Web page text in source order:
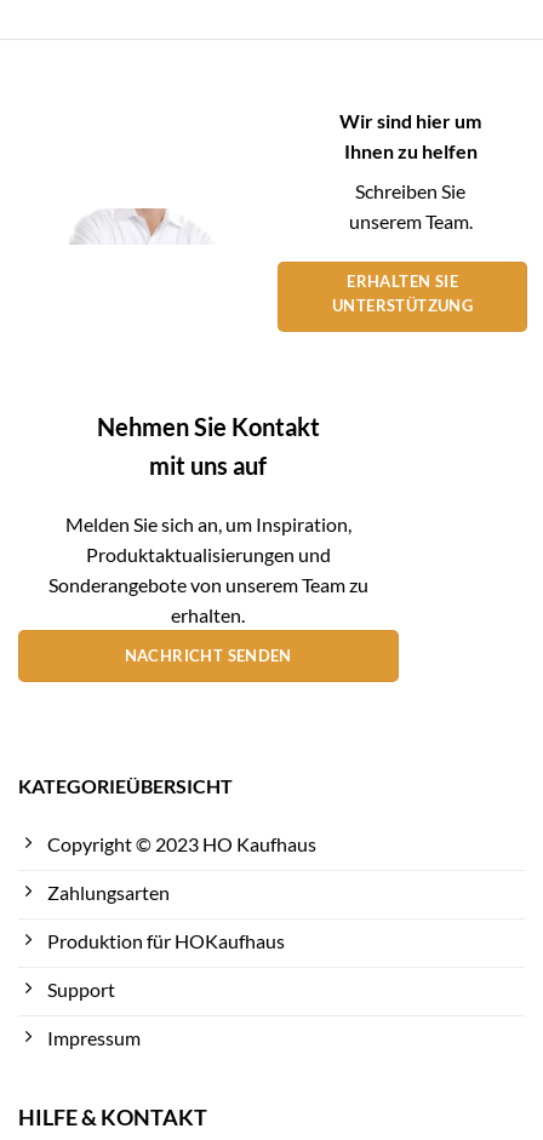
Wir sind hier um
Ihnen zu helfen
Schreiben Sie
unserem Team.
ERHALTEN SIE
UNTERSTÜTZUNG
Nehmen Sie Kontakt
mit uns auf
Melden Sie sich an, um Inspiration,
Produktaktualisierungen und
Sonderangebote von unserem Team zu
erhalten.
NACHRICHT SENDEN
KATEGORIEÜBERSICHT
Copyright © 2023 HO Kaufhaus
Zahlungsarten
Produktion für HOKaufhaus
Support
Impressum
HILFE & KONTAKT